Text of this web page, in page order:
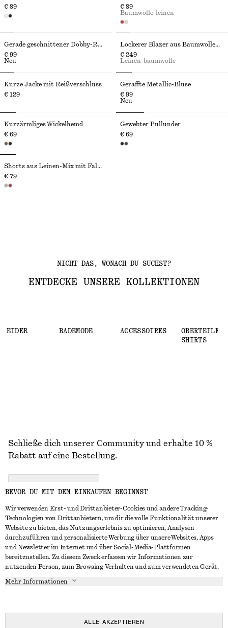
€ 89
€ 89
Baumwolle-leinen
Gerade geschnittener Dobby-Rock
€ 99
Neu
Lockerer Blazer aus Baumwolle und Leinen
€ 249
Leinen-baumwolle
Kurze Jacke mit Reißverschluss
€ 129
Geraffte Metallic-Bluse
€ 99
Neu
Kurzärmliges Wickelhemd
€ 69
Gewebter Pullunder
€ 69
Shorts aus Leinen-Mix mit Falten
€ 79
NICHT DAS, WONACH DU SUCHST?
ENTDECKE UNSERE KOLLEKTIONEN
BADEMODE ACCESSOIRES
OBERTEILE
SHIRTS
IN KONTAKT TRETEN
Kontakt
Storefinder
Affiliates
Instagram
Pinterest
KUNDENSERVICE
Rückgabe und Rückerstattung
INFO
In Vorbereitung
Schließe dich unserer Community und erhalte 10 %
Rabatt auf eine Bestellung.
BEVOR DU MIT DEM EINKAUFEN BEGINNST
Wir verwenden Erst- und Drittanbieter-Cookies und andere Tracking-
Technologien von Drittanbietern, um dir die volle Funktionalität unserer
Website zu bieten, das Nutzungserlebnis zu optimieren, Analysen
durchzuführen und personalisierte Werbung über unsere Websites, Apps
und Newsletter im Internet und über Social-Media-Plattformen
bereitzustellen. Zu diesem Zweck erfassen wir Informationen zur
nutzenden Person, zum Browsing-Verhalten und zum verwendeten Gerät.
Mehr Informationen
ALLE AKZEPTIEREN